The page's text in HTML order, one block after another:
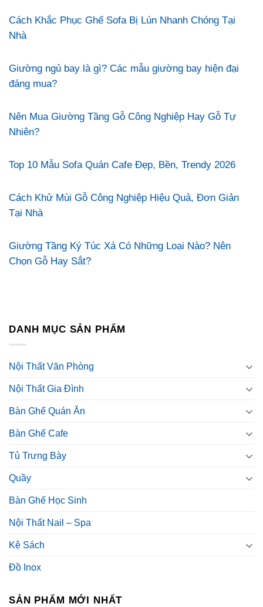
Cách Khắc Phục Ghế Sofa Bị Lún Nhanh Chóng Tại
Nhà
Giường ngủ bay là gì? Các mẫu giường bay hiện đại
đáng mua?
Nên Mua Giường Tầng Gỗ Công Nghiệp Hay Gỗ Tự
Nhiên?
Top 10 Mẫu Sofa Quán Cafe Đẹp, Bền, Trendy 2026
Cách Khử Mùi Gỗ Công Nghiệp Hiệu Quả, Đơn Giản
Tại Nhà
Giường Tầng Ký Túc Xá Có Những Loại Nào? Nên
Chọn Gỗ Hay Sắt?
DANH MỤC SẢN PHẨM
Nội Thất Văn Phòng
Nội Thất Gia Đình
Bàn Ghế Quán Ăn
Bàn Ghế Cafe
Tủ Trưng Bày
Quầy
Bàn Ghế Học Sinh
Nội Thất Nail – Spa
Kệ Sách
Đồ Inox
SẢN PHẨM MỚI NHẤT